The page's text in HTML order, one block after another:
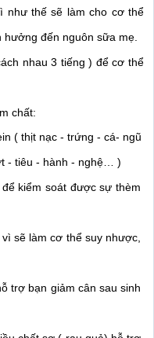
như thế sẽ làm cho cơ thể
đến nguôn sữa mẹ.
nhau 3 tiếng ) để cơ thể
chất:
( thịt nạc - trứng - cá- ngũ
- tiêu - hành - nghệ… )
kiểm soát được sự thèm
sẽ làm cơ thể suy nhược,
trợ bạn giảm cân sau sinh